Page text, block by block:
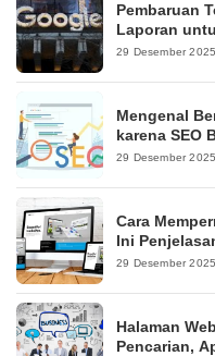
Pembaruan
Laporan
29 Desember 2025
Mengenal
karena SEO
29 Desember 2025
Cara
Ini
29 Desember 2025
Halaman
Pencarian,